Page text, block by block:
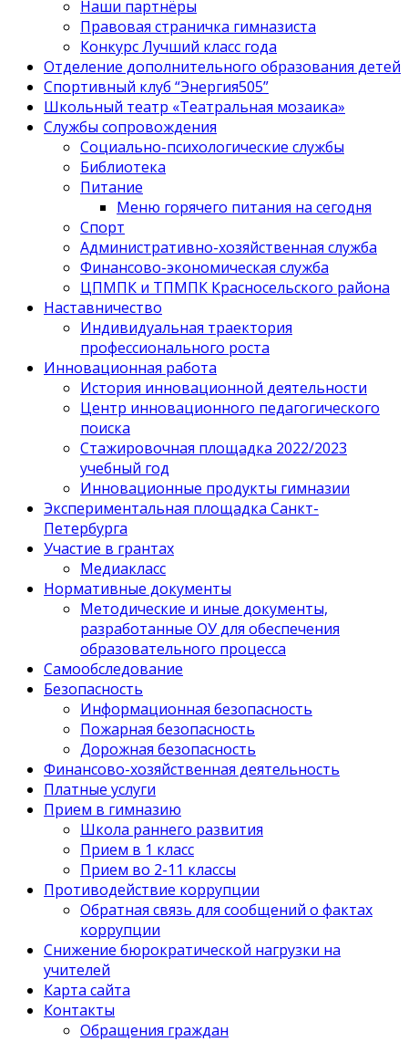
Наши партнёры
Правовая страничка гимназиста
Конкурс Лучший класс года
Отделение дополнительного образования детей
Спортивный клуб “Энергия505”
Школьный театр «Театральная мозаика»
Службы сопровождения
Социально-психологические службы
Библиотека
Питание
Меню горячего питания на сегодня
Спорт
Административно-хозяйственная служба
Финансово-экономическая служба
ЦПМПК и ТПМПК Красносельского района
Наставничество
Индивидуальная траектория
профессионального роста
Инновационная работа
История инновационной деятельности
Центр инновационного педагогического
поиска
Стажировочная площадка 2022/2023
учебный год
Инновационные продукты гимназии
Экспериментальная площадка Санкт-
Петербурга
Участие в грантах
Медиакласс
Нормативные документы
Методические и иные документы,
разработанные ОУ для обеспечения
образовательного процесса
Самообследование
Безопасность
Информационная безопасность
Пожарная безопасность
Дорожная безопасность
Финансово-хозяйственная деятельность
Платные услуги
Прием в гимназию
Школа раннего развития
Прием в 1 класс
Прием во 2-11 классы
Противодействие коррупции
Обратная связь для сообщений о фактах
коррупции
Снижение бюрократической нагрузки на
учителей
Карта сайта
Контакты
Обращения граждан